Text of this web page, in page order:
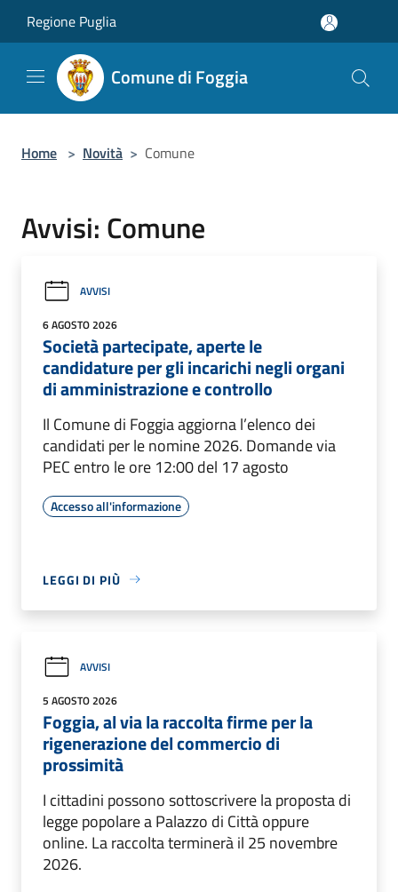
Regione Puglia
Comune di Foggia
Home > Novità > Comune
Avvisi: Comune
AVVISI
6 AGOSTO 2026
Società partecipate, aperte le
candidature per gli incarichi negli organi
di amministrazione e controllo
Il Comune di Foggia aggiorna l’elenco dei
candidati per le nomine 2026. Domande via
PEC entro le ore 12:00 del 17 agosto
Accesso all'informazione
LEGGI DI PIÙ
AVVISI
5 AGOSTO 2026
Foggia, al via la raccolta firme per la
rigenerazione del commercio di
prossimità
I cittadini possono sottoscrivere la proposta di
legge popolare a Palazzo di Città oppure
online. La raccolta terminerà il 25 novembre
2026.